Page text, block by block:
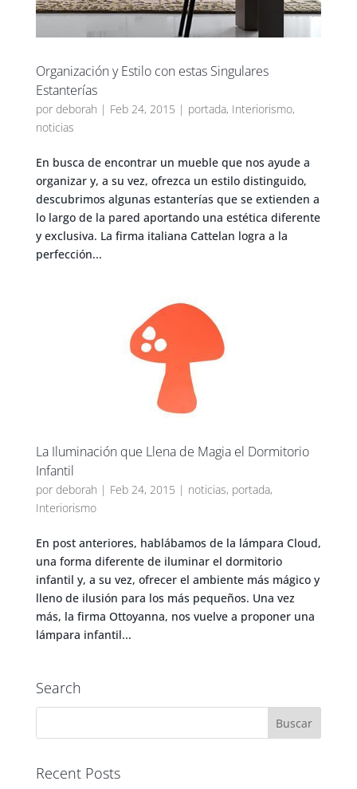
Organización y Estilo con estas Singulares
Estanterías
por deborah | Feb 24, 2015 | portada, Interiorismo,
noticias
En busca de encontrar un mueble que nos ayude a
organizar y, a su vez, ofrezca un estilo distinguido,
descubrimos algunas estanterías que se extienden a
lo largo de la pared aportando una estética diferente
y exclusiva. La firma italiana Cattelan logra a la
perfección...
La Iluminación que Llena de Magia el Dormitorio
Infantil
por deborah | Feb 24, 2015 | noticias, portada,
Interiorismo
En post anteriores, hablábamos de la lámpara Cloud,
una forma diferente de iluminar el dormitorio
infantil y, a su vez, ofrecer el ambiente más mágico y
lleno de ilusión para los más pequeños. Una vez
más, la firma Ottoyanna, nos vuelve a proponer una
lámpara infantil...
Search
Recent Posts